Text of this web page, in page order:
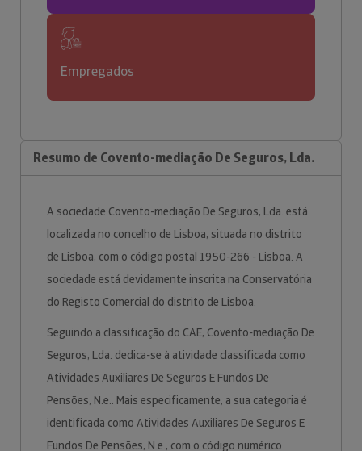
Empregados
Resumo de Covento-mediação De Seguros, Lda.
A sociedade Covento-mediação De Seguros, Lda. está
localizada no concelho de Lisboa, situada no distrito
de Lisboa, com o código postal 1950-266 - Lisboa. A
sociedade está devidamente inscrita na Conservatória
do Registo Comercial do distrito de Lisboa.
Seguindo a classificação do CAE, Covento-mediação De
Seguros, Lda. dedica-se à atividade classificada como
Atividades Auxiliares De Seguros E Fundos De
Pensões, N.e.. Mais especificamente, a sua categoria é
identificada como Atividades Auxiliares De Seguros E
Fundos De Pensões, N.e., com o código numérico